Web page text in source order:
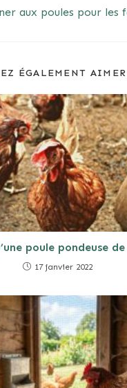
aux poules pour les
ÉGALEMENT AIMER
poule pondeuse
17 janvier 2022